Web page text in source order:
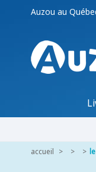
Auzou au
accueil